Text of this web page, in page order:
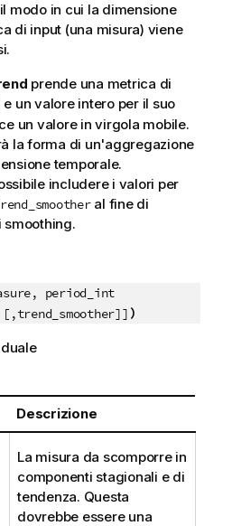
modo in cui la dimensione
di input (una misura) viene
prende una metrica di
e un valore intero per il suo
un valore in virgola mobile.
la forma di un'aggregazione
temporale.
includere i valori per
al fine di
period_int
[,trend_smoother]] )
duale
Descrizione
La misura da scomporre in
componenti stagionali e di
tendenza. Questa
dovrebbe essere una